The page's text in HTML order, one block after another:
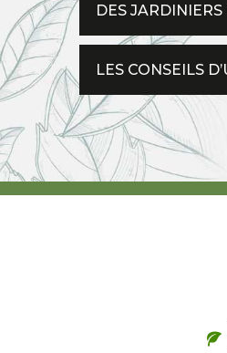
DES
LES CONSEILS